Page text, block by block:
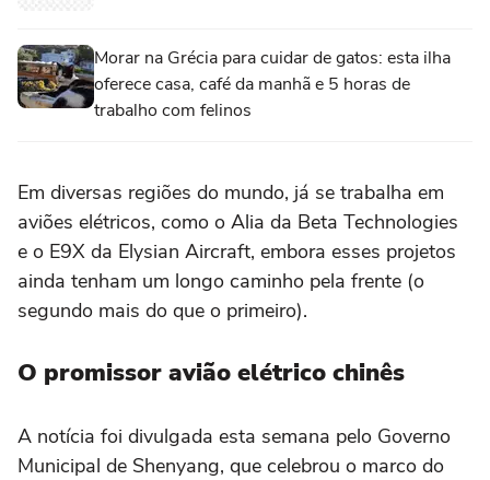
Morar na Grécia para cuidar de gatos: esta ilha
oferece casa, café da manhã e 5 horas de
trabalho com felinos
Em diversas regiões do mundo, já se trabalha em
aviões elétricos, como o Alia da Beta Technologies
e o E9X da Elysian Aircraft, embora esses projetos
ainda tenham um longo caminho pela frente (o
segundo mais do que o primeiro).
O promissor avião elétrico chinês
A notícia foi divulgada esta semana pelo Governo
Municipal de Shenyang, que celebrou o marco do